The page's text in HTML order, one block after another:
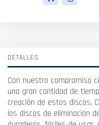
DETALLES
Con nuestro compromiso
una gran cantidad de
creación de estos discos.
los discos de eliminación